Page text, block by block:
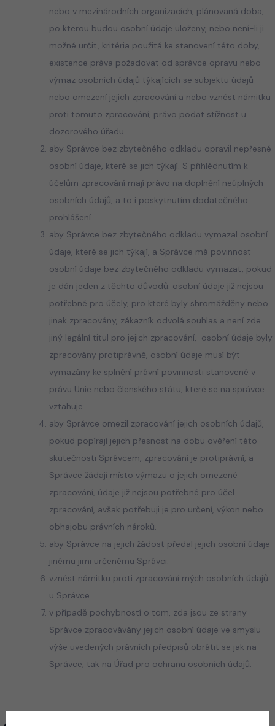
nebo v mezinárodních organizacích, plánovaná doba,
po kterou budou osobní údaje uloženy, nebo není-li ji
možné určit, kritéria použitá ke stanovení této doby,
existence práva požadovat od správce opravu nebo
výmaz osobních údajů týkajících se subjektu údajů
nebo omezení jejich zpracování a nebo vznést námitku
proti tomuto zpracování, právo podat stížnost u
dozorového úřadu.
aby Správce bez zbytečného odkladu opravil nepřesné
osobní údaje, které se jich týkají. S přihlédnutím k
účelům zpracování mají právo na doplnění neúplných
osobních údajů, a to i poskytnutím dodatečného
prohlášení.
aby Správce bez zbytečného odkladu vymazal osobní
údaje, které se jich týkají, a Správce má povinnost
osobní údaje bez zbytečného odkladu vymazat, pokud
je dán jeden z těchto důvodů: osobní údaje již nejsou
potřebné pro účely, pro které byly shromážděny nebo
jinak zpracovány, zákazník odvolá souhlas a není zde
jiný legální titul pro jejich zpracování, osobní údaje byly
zpracovány protiprávně, osobní údaje musí být
vymazány ke splnění právní povinnosti stanovené v
právu Unie nebo členského státu, které se na správce
vztahuje.
aby Správce omezil zpracování jejich osobních údajů,
pokud popírají jejich přesnost na dobu ověření této
skutečnosti Správcem, zpracování je protiprávní, a
Správce žádají místo výmazu o jejich omezené
zpracování, údaje již nejsou potřebné pro účel
zpracování, avšak potřebuji je pro určení, výkon nebo
obhajobu právních nároků.
aby Správce na jejich žádost předal jejich osobní údaje
jinému jimi určenému Správci.
vznést námitku proti zpracování mých osobních údajů
u Správce.
v případě pochybností o tom, zda jsou ze strany
Správce zpracovávány jejich osobní údaje ve smyslu
výše uvedených právních předpisů obrátit se jak na
Správce, tak na Úřad pro ochranu osobních údajů.